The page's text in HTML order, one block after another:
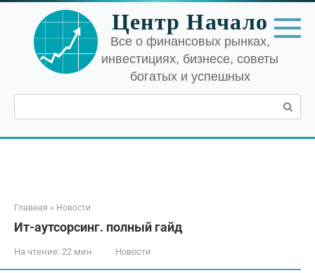
Перейти
контенту
Центр Начало
Все о финансовых рынках,
инвестициях, бизнесе, советы
богатых и успешных
Поиск:
Главная » Новости
Ит-аутсорсинг. полный гайд
На чтение: 22 мин Новости